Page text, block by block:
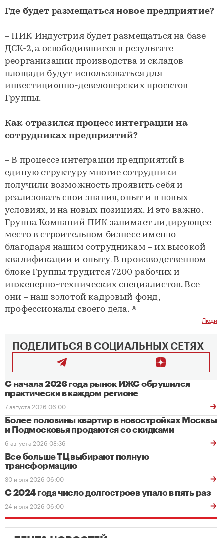
Где будет размещаться новое предприятие?
– ПИК-Индустрия будет размещаться на базе
ДСК-2, а освободившиеся в результате
реорганизации производства и складов
площади будут использоваться для
инвестиционно-девелоперских проектов
Группы.
Как отразился процесс интеграции на
сотрудниках предприятий?
– В процессе интеграции предприятий в
единую структуру многие сотрудники
получили возможность проявить себя и
реализовать свои знания, опыт и в новых
условиях, и на новых позициях. И это важно.
Группа Компаний ПИК занимает лидирующее
место в строительном бизнесе именно
благодаря нашим сотрудникам – их высокой
квалификации и опыту. В производственном
блоке Группы трудится 7200 рабочих и
инженерно-технических специалистов. Все
они – наш золотой кадровый фонд,
профессионалы своего дела. ®
Люди
ПОДЕЛИТЬСЯ В СОЦИАЛЬНЫХ СЕТЯХ
С начала 2026 года рынок ИЖС обрушился
практически в каждом регионе
7 августа 2026 06:00
Более половины квартир в новостройках Москвы
и Подмосковья продаются со скидками
6 августа 2026 08:36
Все больше ТЦ выбирают полную
трансформацию
30 июля 2026 06:00
С 2024 года число долгостроев упало в пять раз
24 июля 2026 06:00